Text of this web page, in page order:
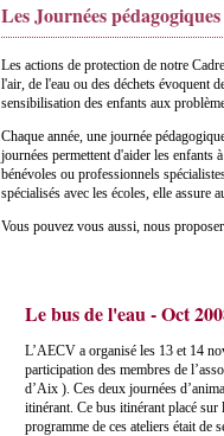
Les Journées pédagogiques
Les actions de protection de notre
l'air, de l'eau ou des déchets évoquent
sensibilisation des enfants aux
Chaque année, une journée
journées permettent d'aider les enfants
bénévoles ou professionnels
spécialisés avec les écoles, elle
Vous pouvez vous aussi, nous
Le bus de l'eau - Oct
L’AECV a organisé les 13 et 14
participation des membres de
d’Aix ). Ces deux journées
itinérant. Ce bus itinérant placé
programme de ces ateliers était de